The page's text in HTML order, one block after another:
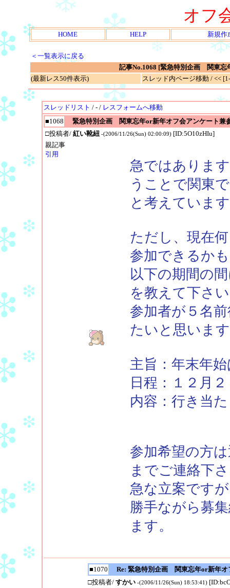
オフ
HOME HELP 新規作
＜一覧表示に戻る
記事No.1068 [緊急特別企画 関東忘
(最新レス50件表示)
スレッド内ページ移動 / <<
スレッドリスト / - / レスフォームへ移動
■1068
緊急特別企画 関東忘年or新年オフ会アンケート兼
□投稿者/ 紅い靴紐 -(2006/11/26(Sun) 02:00:09) [ID:5O10zHIu]
親記事
引用
急ではありま
うことで関東
と考えていま
ただし、現在
参加できるか
以下の期間の
を教えて下さ
参加者が５名
たいと思いま
主旨：年末年
日程：１２月
内容：行き当
参加希望の方
までご連絡下
急な立案です
勝手ながら募
ます。
■1070
Re: 緊急特別企画 関東忘年or新年オ
□投稿者/ すかい -(2006/11/26(Sun) 18:53:41)